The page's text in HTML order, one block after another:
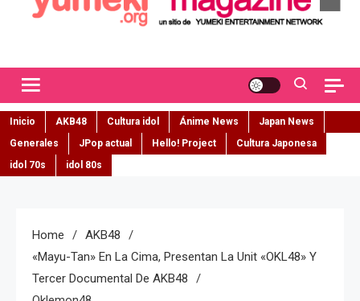
Inicio AKB48 Cultura idol Ánime News
Japan News
Generales
JPop actual Hello! Project
Cultura Japonesa
idol 70s
idol 80s
Home
AKB48
«Mayu-Tan» En La Cima, Presentan La Unit «OKL48» Y
Tercer Documental De AKB48